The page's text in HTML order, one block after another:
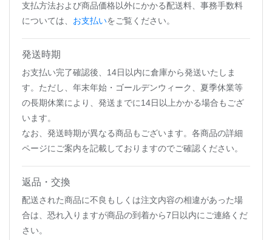
支払方法および商品価格以外にかかる配送料、事務手数料
については、 お支払いをご覧ください。
発送時期
お支払い完了確認後、14日以内に倉庫から発送いたしま
す。ただし、年末年始・ゴールデンウィーク、夏季休業等
の長期休業により、発送までに14日以上かかる場合もござ
います。
なお、発送時期が異なる商品もございます。各商品の詳細
ページにご案内を記載しておりますのでご確認ください。
返品・交換
配送された商品に不良もしくは注文内容の相違があった場
合は、恐れ入りますが商品の到着から7日以内にご連絡くだ
さい。